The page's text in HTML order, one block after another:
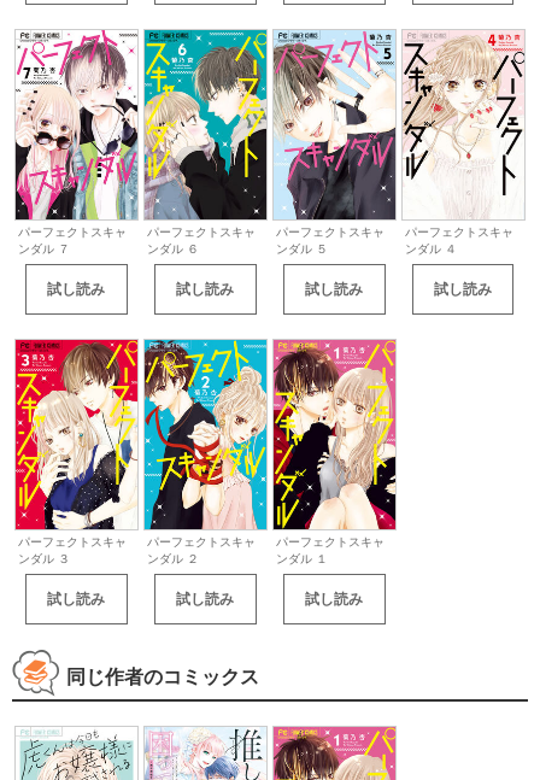
パーフェクトスキャ
ンダル ７
試し読み
パーフェクトスキャ
ンダル ６
試し読み
パーフェクトスキャ
ンダル ５
試し読み
パーフェクトスキャ
ンダル ４
試し読み
パーフェクトスキャ
ンダル ３
試し読み
パーフェクトスキャ
ンダル ２
試し読み
パーフェクトスキャ
ンダル １
試し読み
同じ作者のコミックス